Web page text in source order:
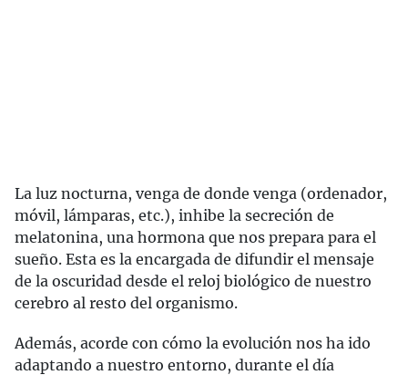
La luz nocturna, venga de donde venga (ordenador,
móvil, lámparas, etc.), inhibe la secreción de
melatonina, una hormona que nos prepara para el
sueño. Esta es la encargada de difundir el mensaje
de la oscuridad desde el reloj biológico de nuestro
cerebro al resto del organismo.
Además, acorde con cómo la evolución nos ha ido
adaptando a nuestro entorno, durante el día